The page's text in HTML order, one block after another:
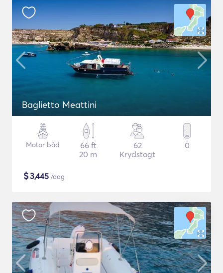
Baglietto Meattini
Motor båd
66 ft
20 m
62
Krydstogt
0
$3,445 /dag